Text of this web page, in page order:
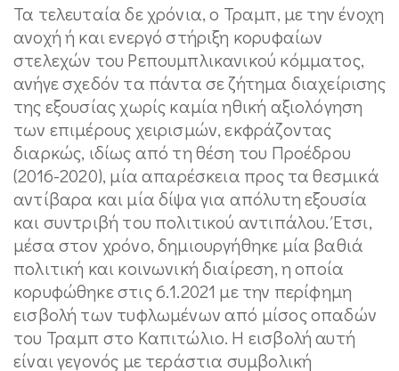
Τα τελευταία δε χρόνια, ο Τραμπ, με την ένοχη
ανοχή ή και ενεργό στήριξη κορυφαίων
στελεχών του Ρεπουμπλικανικού κόμματος,
ανήγε σχεδόν τα πάντα σε ζήτημα διαχείρισης
της εξουσίας χωρίς καμία ηθική αξιολόγηση
των επιμέρους χειρισμών, εκφράζοντας
διαρκώς, ιδίως από τη θέση του Προέδρου
(2016-2020), μία απαρέσκεια προς τα θεσμικά
αντίβαρα και μία δίψα για απόλυτη εξουσία
και συντριβή του πολιτικού αντιπάλου. Έτσι,
μέσα στον χρόνο, δημιουργήθηκε μία βαθιά
πολιτική και κοινωνική διαίρεση, η οποία
κορυφώθηκε στις 6.1.2021 με την περίφημη
εισβολή των τυφλωμένων από μίσος οπαδών
του Τραμπ στο Καπιτώλιο. Η εισβολή αυτή
είναι γεγονός με τεράστια συμβολική